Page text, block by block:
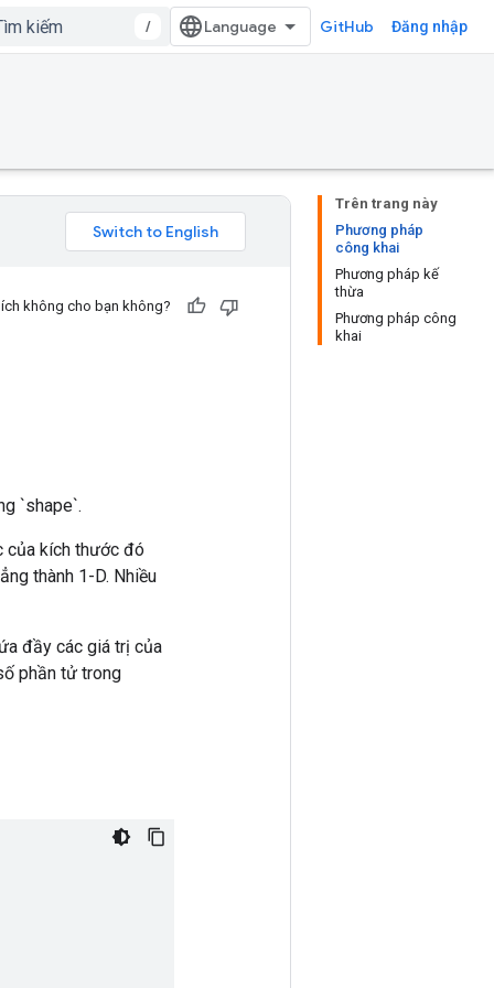
/ GitHub Đăng nhập
Trên trang này
Phương pháp
công khai
Phương pháp kế
thừa
Phương pháp công
khai
không cho bạn không?
`shape`.
của kích thước đó
thành 1-D. Nhiều
đầy các giá trị của
phần tử trong